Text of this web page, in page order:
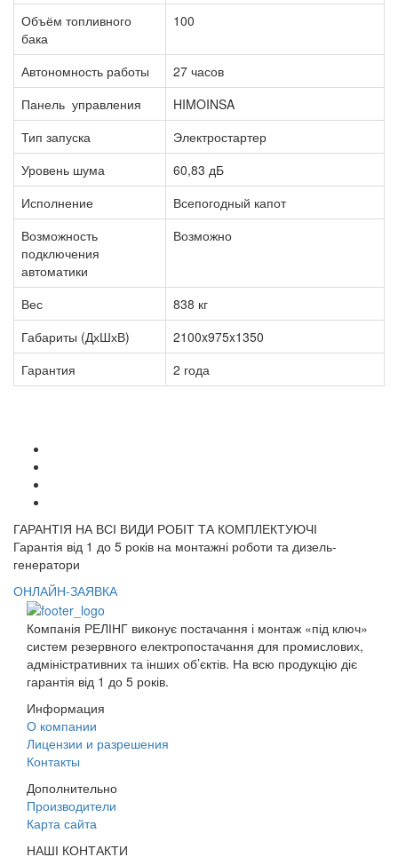
Объём топливного
бака
100
Автономность работы
27 часов
Панель управления
HIMOINSA
Тип запуска
Электростартер
Уровень шума
60,83 дБ
Исполнение
Всепогодный капот
Возможность
подключения
автоматики
Возможно
Вес
838 кг
Габариты (ДхШхВ)
2100x975x1350
Гарантия
2 года
ГАРАНТІЯ НА ВСІ ВИДИ РОБІТ ТА КОМПЛЕКТУЮЧІ
Гарантія від 1 до 5 років на монтажні роботи та дизель-
генератори
ОНЛАЙН-ЗАЯВКА
Компанія РЕЛІНГ виконує постачання і монтаж «під ключ»
систем резервного електропостачання для промислових,
адміністративних та інших об’єктів. На всю продукцію діє
гарантія від 1 до 5 років.
Информация
О компании
Лицензии и разрешения
Контакты
Дополнительно
Производители
Карта сайта
НАШІ КОНТАКТИ